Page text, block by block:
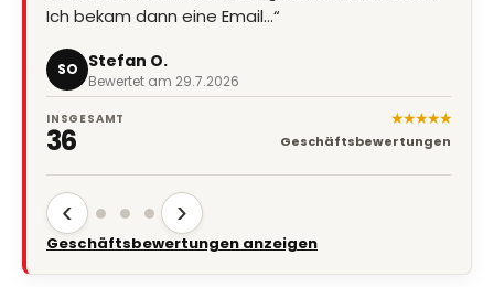
Ich bekam dann eine Email…“
SO Stefan O.
Bewertet am 29.7.2026
INSGESAMT
36
★★★★★
Geschäftsbewertungen
‹ ›
Geschäftsbewertungen anzeigen